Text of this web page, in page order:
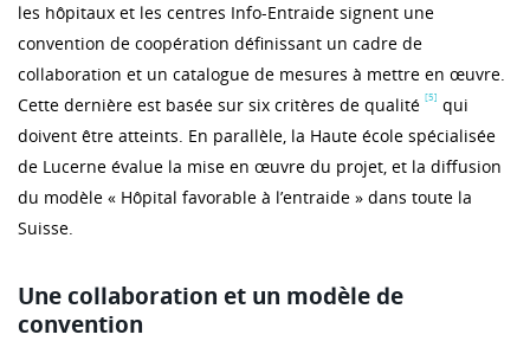
les hôpitaux et les centres Info-Entraide signent une
convention de coopération définissant un cadre de
collaboration et un catalogue de mesures à mettre en œuvre.
Cette dernière est basée sur six critères de qualité [5] qui
doivent être atteints. En parallèle, la Haute école spécialisée
de Lucerne évalue la mise en œuvre du projet, et la diffusion
du modèle « Hôpital favorable à l’entraide » dans toute la
Suisse.
Une collaboration et un modèle de
convention